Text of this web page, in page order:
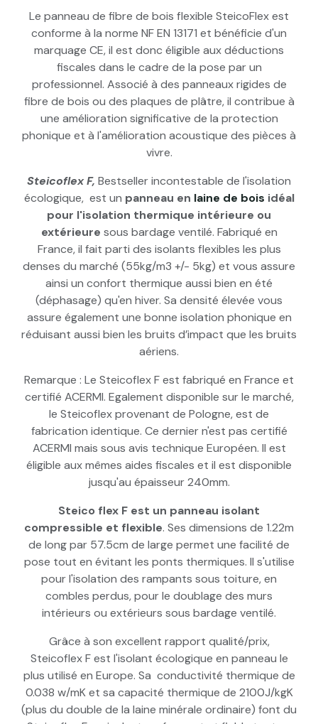
Le panneau de fibre de bois flexible SteicoFlex est
conforme à la norme NF EN 13171 et bénéficie d'un
marquage CE, il est donc éligible aux déductions
fiscales dans le cadre de la pose par un
professionnel. Associé à des panneaux rigides de
fibre de bois ou des plaques de plâtre, il contribue à
une amélioration significative de la protection
phonique et à l'amélioration acoustique des pièces à
vivre.
Steicoflex F, Bestseller incontestable de l'isolation
écologique, est un panneau en laine de bois idéal
pour l'isolation thermique intérieure ou
extérieure sous bardage ventilé. Fabriqué en
France, il fait parti des isolants flexibles les plus
denses du marché (55kg/m3 +/- 5kg) et vous assure
ainsi un confort thermique aussi bien en été
(déphasage) qu'en hiver. Sa densité élevée vous
assure également une bonne isolation phonique en
réduisant aussi bien les bruits d’impact que les bruits
aériens.
Remarque : Le Steicoflex F est fabriqué en France et
certifié ACERMI. Egalement disponible sur le marché,
le Steicoflex provenant de Pologne, est de
fabrication identique. Ce dernier n'est pas certifié
ACERMI mais sous avis technique Européen. Il est
éligible aux mêmes aides fiscales et il est disponible
jusqu'au épaisseur 240mm.
Steico flex F est un panneau isolant
compressible et flexible. Ses dimensions de 1.22m
de long par 57.5cm de large permet une facilité de
pose tout en évitant les ponts thermiques. Il s'utilise
pour l'isolation des rampants sous toiture, en
combles perdus, pour le doublage des murs
intérieurs ou extérieurs sous bardage ventilé.
Grâce à son excellent rapport qualité/prix,
Steicoflex F est l'isolant écologique en panneau le
plus utilisé en Europe. Sa conductivité thermique de
0.038 w/mK et sa capacité thermique de 2100J/kgK
(plus du double de la laine minérale ordinaire) font du